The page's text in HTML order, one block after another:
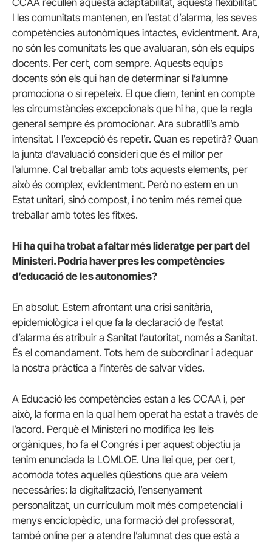
I les comunitats mantenen, en l’estat d’alarma, les seves
competències autonòmiques intactes, evidentment. Ara,
no són les comunitats les que avaluaran, són els equips
docents. Per cert, com sempre. Aquests equips
docents són els qui han de determinar si l’alumne
promociona o si repeteix. El que diem, tenint en compte
les circumstàncies excepcionals que hi ha, que la regla
general sempre és promocionar. Ara subratlli’s amb
intensitat. I l’excepció és repetir. Quan es repetirà? Quan
la junta d’avaluació consideri que és el millor per
l’alumne. Cal treballar amb tots aquests elements, per
això és complex, evidentment. Però no estem en un
Estat unitari, sinó compost, i no tenim més remei que
treballar amb totes les fitxes.
Hi ha qui ha trobat a faltar més lideratge per part del
Ministeri. Podria haver pres les competències
d’educació de les autonomies?
En absolut. Estem afrontant una crisi sanitària,
epidemiològica i el que fa la declaració de l’estat
d’alarma és atribuir a Sanitat l’autoritat, només a Sanitat.
És el comandament. Tots hem de subordinar i adequar
la nostra pràctica a l’interès de salvar vides.
A Educació les competències estan a les CCAA i, per
això, la forma en la qual hem operat ha estat a través de
l’acord. Perquè el Ministeri no modifica les lleis
orgàniques, ho fa el Congrés i per aquest objectiu ja
tenim enunciada la LOMLOE. Una llei que, per cert,
acomoda totes aquelles qüestions que ara veiem
necessàries: la digitalització, l’ensenyament
personalitzat, un currículum molt més competencial i
menys enciclopèdic, una formació del professorat,
també online per a atendre l’alumnat des que està a